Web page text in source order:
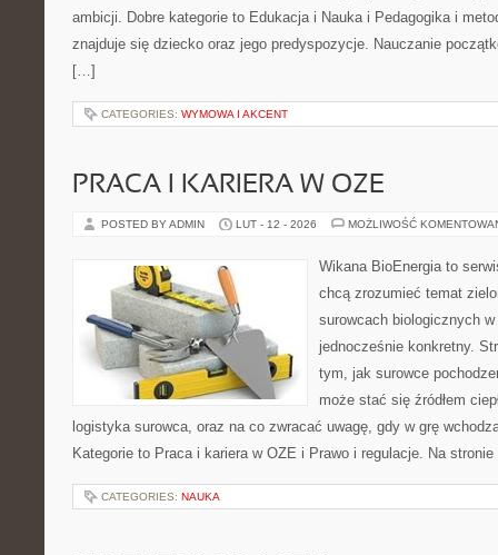
ambicji. Dobre kategorie to Edukacja i Nauka i Pedagogika i
znajduje się dziecko oraz jego predyspozycje. Nauczanie
[…]
CATEGORIES: WYMOWA I AKCENT
PRACA I KARIERA W OZE
POSTED BY ADMIN LUT - 12 - 2026 MOŻLIWOŚĆ
Wikana BioEnergia to
chcą zrozumieć temat
surowcach biologicznych
jednocześnie konkretny.
tym, jak surowce
może stać się źródłem
logistyka surowca, oraz na co zwracać uwagę, gdy w grę
Kategorie to Praca i kariera w OZE i Prawo i regulacje. Na
CATEGORIES: NAUKA